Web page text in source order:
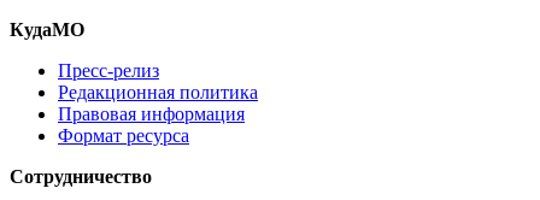
КудаМО
Пресс-релиз
Редакционная политика
Правовая информация
Формат ресурса
Сотрудничество